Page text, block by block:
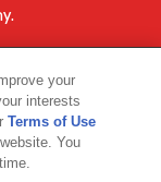
your
interests
Terms of Use
You